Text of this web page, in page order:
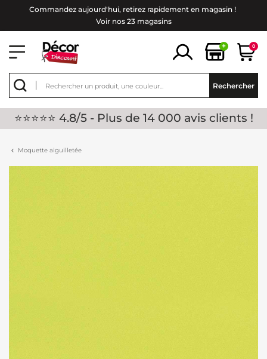
Commandez aujourd'hui, retirez rapidement en magasin !
Voir nos 23 magasins
+ 0
Rechercher
⭐⭐⭐⭐⭐ 4.8/5 - Plus de 14 000 avis clients !
Moquette aiguilletée